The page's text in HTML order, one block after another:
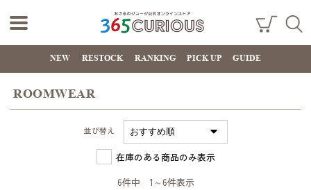
おさるのジョー
ジ公式オンライ
365CURIOUS
ング
カー
NEW RESTOCK RANKING PICK UP GUIDE
ROOMWEAR
並び替え
在庫のある商品のみ表示
6件中 1～6件表示